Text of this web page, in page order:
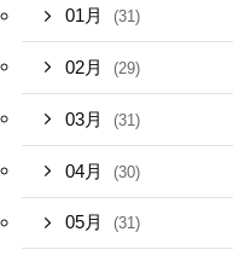
01月 (31)
02月 (29)
03月 (31)
04月 (30)
05月 (31)